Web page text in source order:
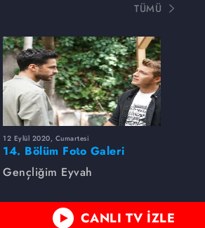
TÜMÜ
12 Eylül 2020, Cumartesi
14. Bölüm Foto Galeri
Gençliğim Eyvah
CANLI TV İZLE